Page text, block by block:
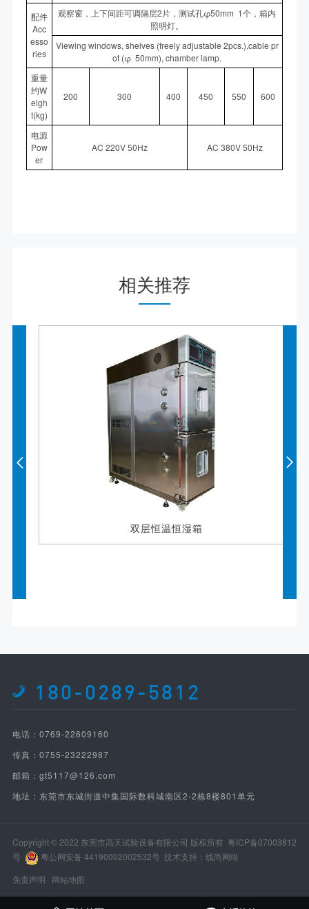
配件
Acc
esso
ries
观察窗，上下间距可调隔层2片，测试孔φ50mm 1个，箱内
照明灯。
Viewing windows, shelves (freely adjustable 2pcs.),cable pr
ot (φ 50mm), chamber lamp.
重量
约W
eigh
t(kg)
200 300 400 450 550 600
电源
Pow
er
AC 220V 50Hz AC 380V 50Hz
相关推荐
双层恒温恒湿箱
180-0289-5812
电话：0769-22609160
传真：0755-23222987
邮箱：gt5117@126.com
地址：东莞市东城街道中集国际数科城南区2-2栋8楼801单元
Copyright © 2022 东莞市高天试验设备有限公司 版权所有 粤ICP备07003812
号
粤公网安备 44190002002532号 技术支持：线尚网络
免责声明
网站地图